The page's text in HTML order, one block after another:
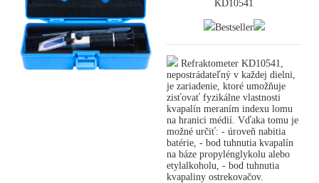
KD10541
Bestseller
Refraktometer KD10541,
nepostrádateľný v každej dielni,
je zariadenie, ktoré umožňuje
zisťovať fyzikálne vlastnosti
kvapalín meraním indexu lomu
na hranici médií. Vďaka tomu je
možné určiť: - úroveň nabitia
batérie, - bod tuhnutia kvapalín
na báze propylénglykolu alebo
etylalkoholu, - bod tuhnutia
kvapaliny ostrekovačov.